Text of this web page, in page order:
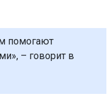
помогают
– говорит в